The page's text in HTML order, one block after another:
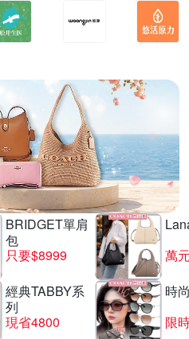
BRIDGET單肩
包
只要$8999
萬
經典TABBY系
列
現省4800
時
限